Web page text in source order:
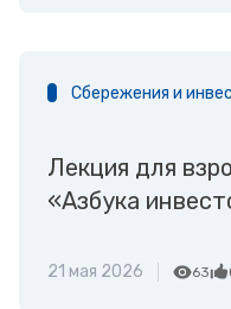
Сбережения и
Лекция для
«Азбука
21 мая 2026 63